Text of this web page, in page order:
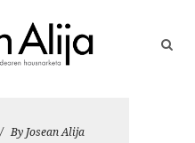
By Josean Alija